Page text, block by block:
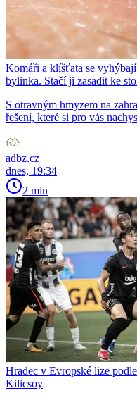
Komáři a klíšťata se vyhýbají
bylinka. Stačí ji zasadit ke
S otravným hmyzem na
řešení, které si pro vás
adbz.cz
dnes, 19:34
2 min
Hradec v Evropské lize
Kilicsoy